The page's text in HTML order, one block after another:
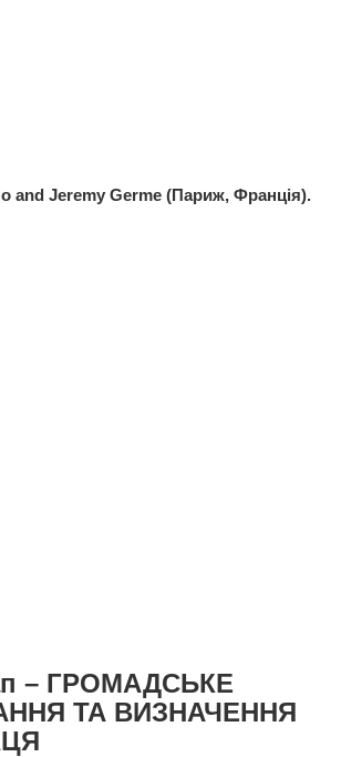
and Jeremy Germe (Париж, Франція).
– ГРОМАДСЬКЕ
ТА ВИЗНАЧЕННЯ